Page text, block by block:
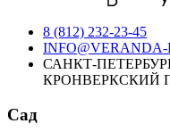
8 (812) 232-23-45
САНКТ-
КРОНВЕРКСКИЙ
Сад